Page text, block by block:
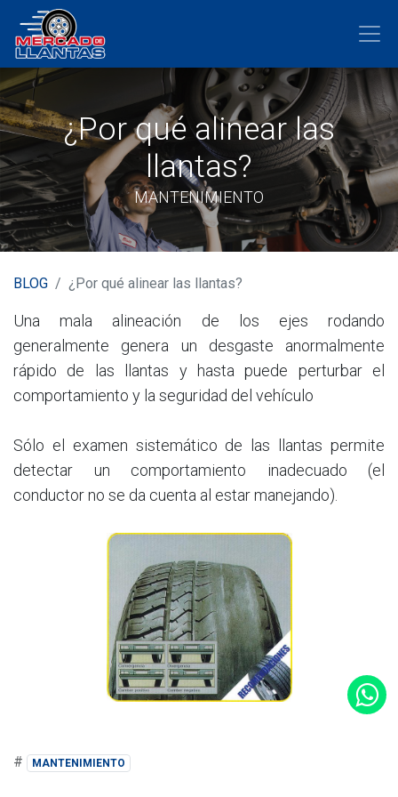
¿Por qué alinear las
llantas?
MANTENIMIENTO
BLOG ¿Por qué alinear las llantas?
Una mala alineación de los ejes rodando
generalmente genera un desgaste anormalmente
rápido de las llantas y hasta puede perturbar el
comportamiento y la seguridad del vehículo
Sólo el examen sistemático de las llantas permite
detectar un comportamiento inadecuado (el
conductor no se da cuenta al estar manejando).
# MANTENIMIENTO